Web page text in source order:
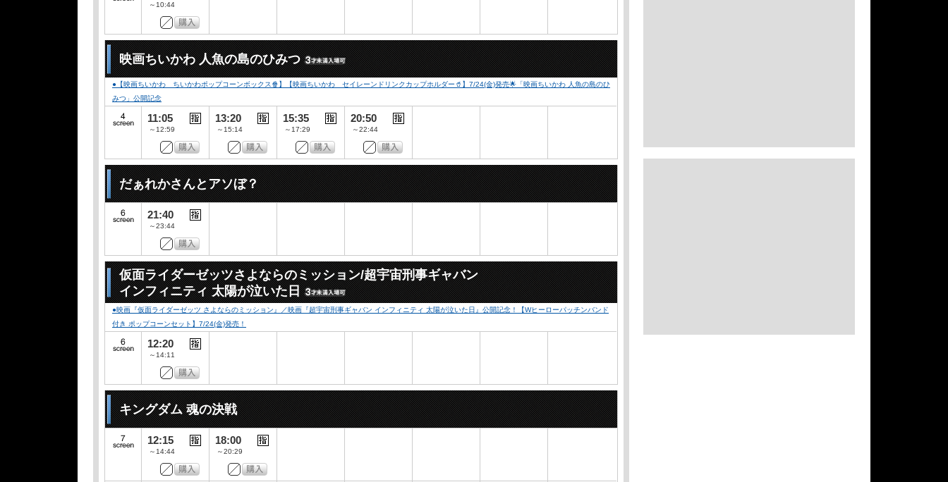
～10:44
映画ちいかわ 人魚の島のひみつ
●【映画ちいかわ ちいかわポップコーンボックス🍿】【映画ちいかわ セイレーンドリンクカップホルダー🥤】7/24(金)発売🌟「映画ちいかわ 人魚の島のひ
みつ」公開記念
11:05
～12:59
13:20
～15:14
15:35
～17:29
20:50
～22:44
だぁれかさんとアソぼ？
21:40
～23:44
仮面ライダーゼッツさよならのミッション/超宇宙刑事ギャバン
インフィニティ 太陽が泣いた日
●映画『仮面ライダーゼッツ さよならのミッション』／映画『超宇宙刑事ギャバン インフィニティ 太陽が泣いた日』公開記念！【Wヒーローパッチンバンド
付き ポップコーンセット】7/24(金)発売！
12:20
～14:11
キングダム 魂の決戦
12:15
～14:44
18:00
～20:29